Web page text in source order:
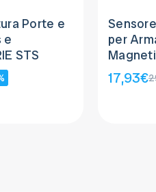
Porte e
e
STS
per
17,93€